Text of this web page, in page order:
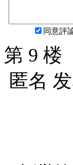
同意評
第 9 楼
匿名